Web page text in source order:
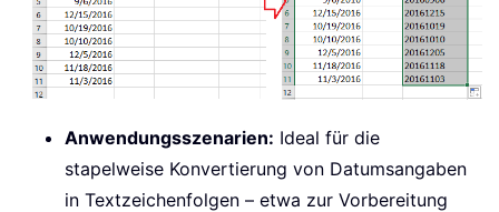
Anwendungsszenarien: Ideal für die
stapelweise Konvertierung von Datumsangaben
in Textzeichenfolgen – etwa zur Vorbereitung